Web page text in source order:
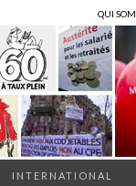
QUI
INTERNATIONAL